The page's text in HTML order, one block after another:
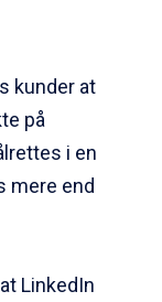
kunder at
på
i en
mere end
LinkedIn